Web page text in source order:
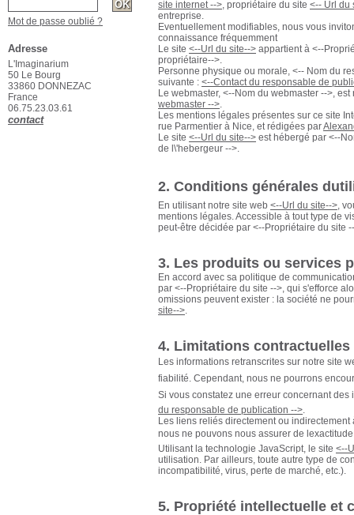
site internet -->, propriétaire du site <-- Url du
entreprise.
Eventuellement modifiables, nous vous
connaissance fréquemment
Le site <--Url du site--> appartient à <--
propriétaire-->.
Personne physique ou morale, <-- Nom du
suivante : <--Contact du responsable de
Le webmaster, <--Nom du webmaster -->,
webmaster -->.
Les mentions légales présentes sur ce site
rue Parmentier à Nice, et rédigées par
Le site <--Url du site--> est hébergé par <--
de l\'hebergeur -->.
2. Conditions générales
En utilisant notre site web <--Url du site-->,
mentions légales. Accessible à tout type de
peut-être décidée par <--Propriétaire du site
3. Les produits ou services
En accord avec sa politique de
par <--Propriétaire du site -->, qui s'efforce
omissions peuvent exister : la société ne
site-->.
4. Limitations contractuelles
Les informations retranscrites sur notre site
fiabilité. Cependant, nous ne pourrons
Si vous constatez une erreur concernant
du responsable de publication -->.
Les liens reliés directement ou
nous ne pouvons nous assurer de
Utilisant la technologie JavaScript, le site <--
utilisation. Par ailleurs, toute autre type de
incompatibilité, virus, perte de marché, etc.).
5. Propriété intellectuelle et
Mot de passe oublié ?
Adresse
L'Imaginarium
50 Le Bourg
33860 DONNEZAC
France
06.75.23.03.61
contact